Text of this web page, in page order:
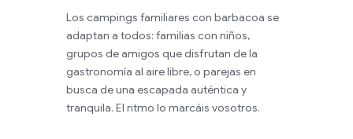
Los campings familiares con barbacoa se
adaptan a todos: familias con niños,
grupos de amigos que disfrutan de la
gastronomía al aire libre, o parejas en
busca de una escapada auténtica y
tranquila. El ritmo lo marcáis vosotros.